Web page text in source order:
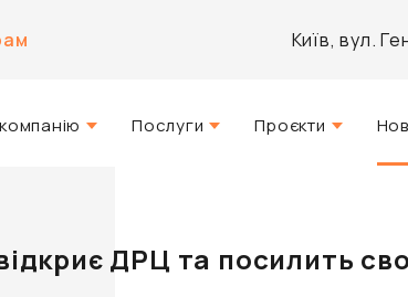
Київ, вул.
UTG
Послуги
Агентські послуги
Проєкти
Розроблені
ДРЦ та посилить